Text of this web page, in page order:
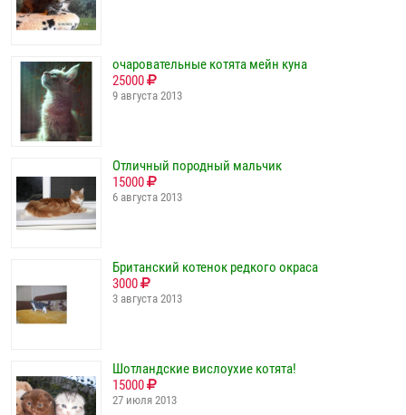
очаровательные котята мейн куна
25000
9 августа 2013
Отличный породный мальчик
15000
6 августа 2013
Британский котенок редкого окраса
3000
3 августа 2013
Шотландские вислоухие котята!
15000
27 июля 2013